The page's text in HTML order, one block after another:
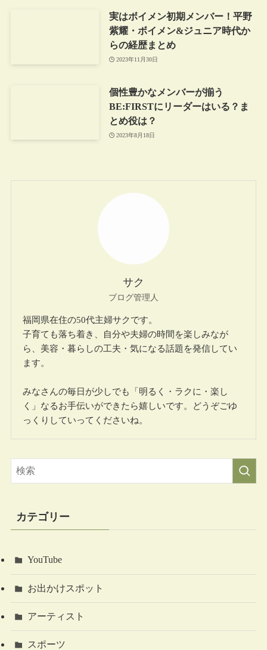
実はボイメン初期メンバー！平野
紫耀・ボイメン&ジュニア時代か
らの経歴まとめ
2023年11月30日
個性豊かなメンバーが揃う
BE:FIRSTにリーダーはいる？ま
とめ役は？
2023年8月18日
サク
ブログ管理人
福岡県在住の50代主婦サクです。
子育ても落ち着き、自分や夫婦の時間を楽しみなが
ら、美容・暮らしの工夫・気になる話題を発信してい
ます。
みなさんの毎日が少しでも「明るく・ラクに・楽し
く」なるお手伝いができたら嬉しいです。どうぞごゆ
っくりしていってくださいね。
カテゴリー
YouTube
お出かけスポット
アーティスト
スポーツ